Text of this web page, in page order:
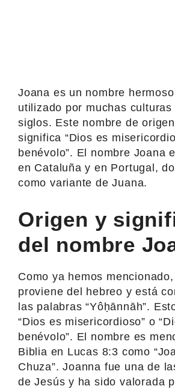
Joana es un nombre
utilizado por muchas culturas
siglos. Este nombre de
significa “Dios es
benévolo”. El nombre Joana
en Cataluña y en Portugal,
como variante de Juana.
Origen y
del nombre
Como ya hemos
proviene del hebreo y está
las palabras “Yôḥānnāh”.
“Dios es misericordioso” o
benévolo”. El nombre es
Biblia en Lucas 8:3 como
Chuza”. Joanna fue una de
de Jesús y ha sido valorada